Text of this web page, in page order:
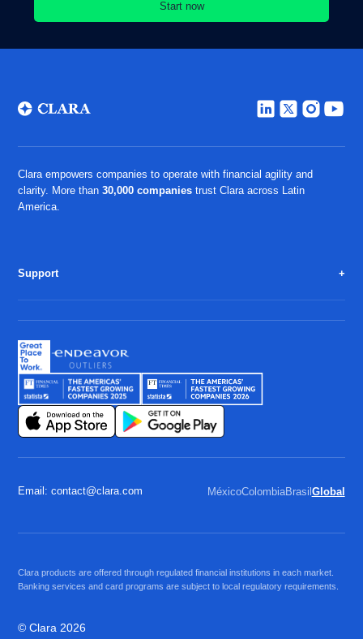
Clara empowers companies to operate with financial agility and
clarity. More than30,000 companiestrust Clara across Latin
America.
Support
Email: contact@clara.com MéxicoColombiaBrasilGlobal
Clara products are offered through regulated financial institutions in each market.
Banking services and card programs are subject to local regulatory requirements.
© Clara 2026